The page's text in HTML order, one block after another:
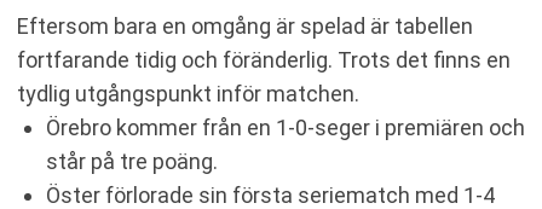
Eftersom bara en omgång är spelad är tabellen
fortfarande tidig och föränderlig. Trots det finns en
tydlig utgångspunkt inför matchen.
Örebro kommer från en 1-0-seger i premiären och
står på tre poäng.
Öster förlorade sin första seriematch med 1-4